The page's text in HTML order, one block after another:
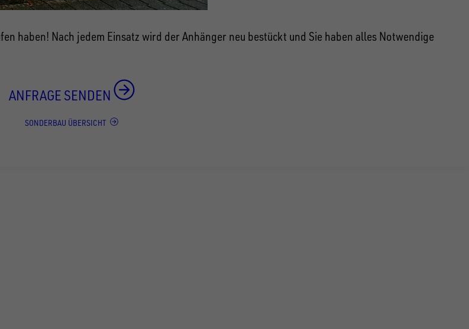
haben! Nach jedem Einsatz wird der Anhänger neu bestückt und Sie haben alles Notwendige
ANFRAGE SENDEN
SONDERBAU ÜBERSICHT